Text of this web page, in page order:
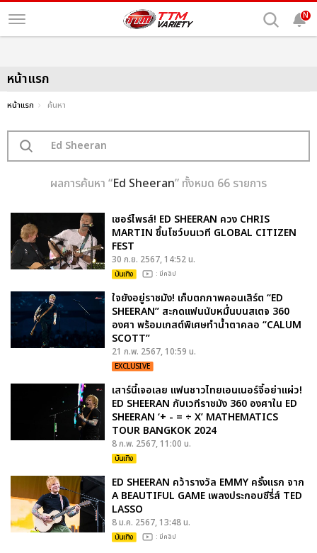
N
หน้าแรก
หน้าแรก ค้นหา
ผลการค้นหา “Ed Sheeran” ทั้งหมด 66 รายการ
เซอร์ไพรส์! ED SHEERAN ควง CHRIS
MARTIN ขึ้นโชว์บนเวที GLOBAL CITIZEN
FEST
30 ก.ย. 2567, 14:52 น.
บันเทิง : มีคลิป
ใจยังอยู่ราชมัง! เก็บตกภาพคอนเสิร์ต “ED
SHEERAN” สะกดแฟนนับหมื่นบนสเตจ 360
องศา พร้อมเกสต์พิเศษทำน้ำตาคลอ “CALUM
SCOTT”
21 ก.พ. 2567, 10:59 น.
EXCLUSIVE
เสาร์นี้เจอเลย แฟนชาวไทยเอนเนอร์จี้อย่าแผ่ว!
ED SHEERAN กับเวทีราชมัง 360 องศาใน ED
SHEERAN ‘+ - = ÷ X’ MATHEMATICS
TOUR BANGKOK 2024
8 ก.พ. 2567, 11:00 น.
บันเทิง
ED SHEERAN คว้ารางวัล EMMY ครั้งแรก จาก
A BEAUTIFUL GAME เพลงประกอบซีรี่ส์ TED
LASSO
8 ม.ค. 2567, 13:48 น.
บันเทิง : มีคลิป